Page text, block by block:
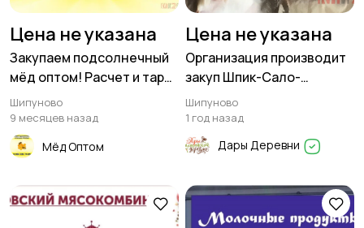
Цена не указана
Закупаем подсолнечный
мёд оптом! Расчет и тара
сразу. Находимся в
с.Шипуново
Шипуново
9 месяцев назад
Мёд Оптом
Цена не указана
Организация производит
закуп Шпик-Сало-
Хребтовое
Шипуново
1 год назад
Дары Деревни